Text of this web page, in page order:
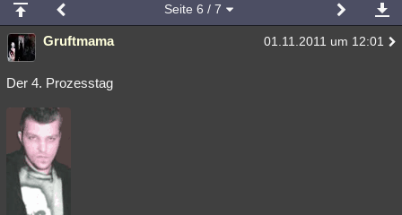
meine Rubriken
Menschen Wissenschaft Mystery Kriminalfälle
Spiritualität Verschwörungen
Natur
weitere Rubriken
Philosophie
Astronomie
Seite 6 / 7
Gruftmama 01.11.2011 um 12:01
Der 4. Prozesstag